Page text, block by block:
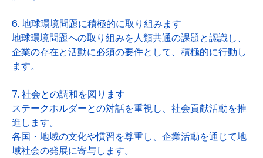
6. 地球環境問題に積極的に取り組みます
地球環境問題への取り組みを人類共通の課題と認識し、
企業の存在と活動に必須の要件として、積極的に行動し
ます。
7. 社会との調和を図ります
ステークホルダーとの対話を重視し、社会貢献活動を推
進します。
各国・地域の文化や慣習を尊重し、企業活動を通じて地
域社会の発展に寄与します。